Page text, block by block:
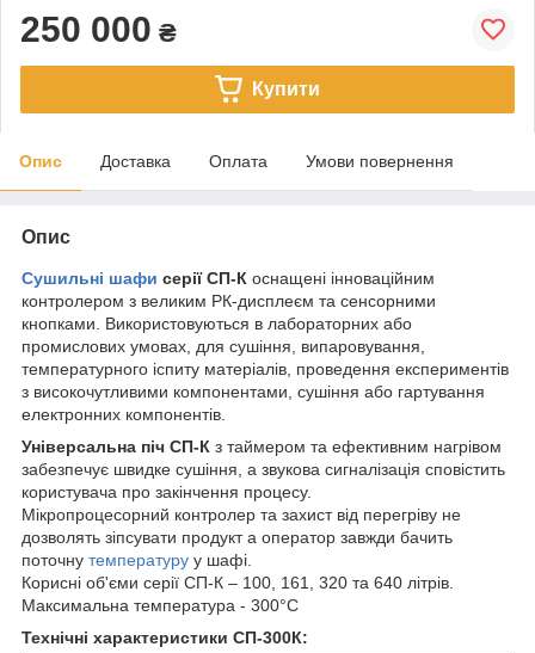
250 000 ₴
Купити
Опис Доставка Оплата Умови повернення
Опис
Сушильні шафи серії СП-К оснащені інноваційним
контролером з великим РК-дисплеєм та сенсорними
кнопками. Використовуються в лабораторних або
промислових умовах, для сушіння, випаровування,
температурного іспиту матеріалів, проведення експериментів
з високочутливими компонентами, сушіння або гартування
електронних компонентів.
Універсальна піч СП-К з таймером та ефективним нагрівом
забезпечує швидке сушіння, а звукова сигналізація сповістить
користувача про закінчення процесу.
Мікропроцесорний контролер та захист від перегріву не
дозволять зіпсувати продукт а оператор завжди бачить
поточну температуру у шафі.
Корисні об'єми серії СП-К – 100, 161, 320 та 640 літрів.
Максимальна температура - 300°С
Технічні характеристики СП-300К: